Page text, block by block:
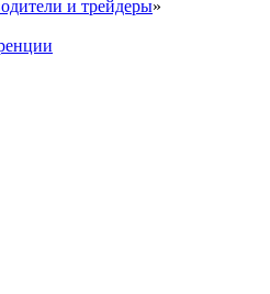
и трейдеры»